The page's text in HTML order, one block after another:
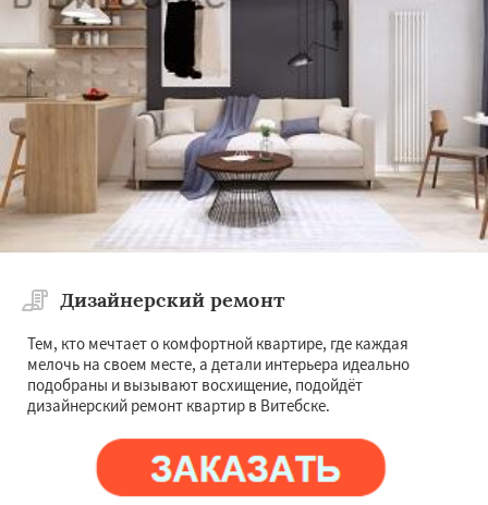
Дизайнерский ремонт
Тем, кто мечтает о комфортной квартире, где каждая
мелочь на своем месте, а детали интерьера идеально
подобраны и вызывают восхищение, подойдёт
дизайнерский ремонт квартир в Витебске.